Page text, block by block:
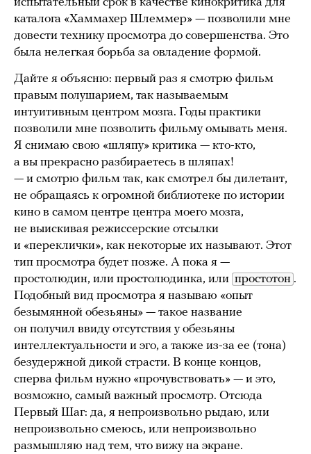
каталога «Хаммахер Шлеммер» — позволили мне
довести технику просмотра до совершенства. Это
была нелегкая борьба за овладение формой.
Дайте я объясню: первый раз я смотрю фильм
правым полушарием, так называемым
интуитивным центром мозга. Годы практики
позволили мне позволить фильму омывать меня.
Я снимаю свою «шляпу» критика — кто-кто,
а вы прекрасно разбираетесь в шляпах!
— и смотрю фильм так, как смотрел бы дилетант,
не обращаясь к огромной библиотеке по истории
кино в самом центре центра моего мозга,
не выискивая режиссерские отсылки
и «переклички», как некоторые их называют. Этот
тип просмотра будет позже. А пока я —
простолюдин, или простолюдинка, или простотон .
Подобный вид просмотра я называю «опыт
безымянной обезьяны» — такое название
он получил ввиду отсутствия у обезьяны
интеллектуальности и эго, а также из-за ее (тона)
безудержной дикой страсти. В конце концов,
сперва фильм нужно «прочувствовать» — и это,
возможно, самый важный просмотр. Отсюда
Первый Шаг: да, я непроизвольно рыдаю, или
непроизвольно смеюсь, или непроизвольно
размышляю над тем, что вижу на экране.